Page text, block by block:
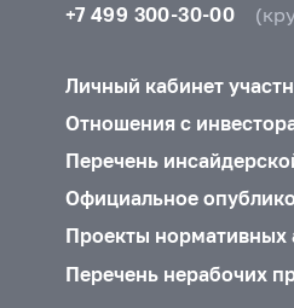
+7 499 300-30-00
Личный кабинет
Отношения с
Перечень
Официальное
Проекты нормативных
Перечень нерабочих